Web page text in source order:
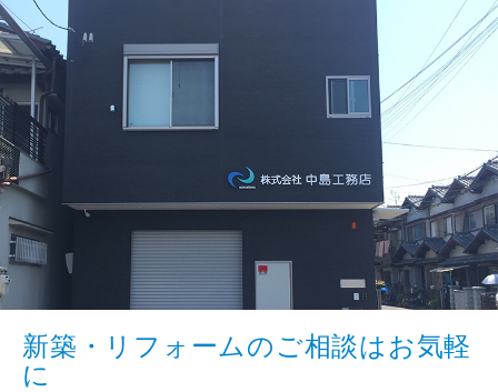
新築・リフォームのご相談はお気軽
に